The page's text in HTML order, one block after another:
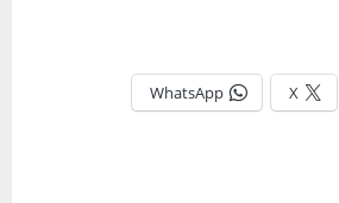
X
WhatsApp